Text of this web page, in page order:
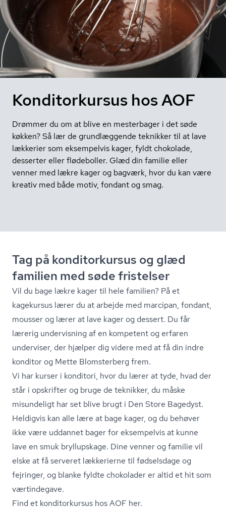
Konditorkursus hos AOF
Drømmer du om at blive en mesterbager i det søde
køkken? Så lær de grundlæggende teknikker til at lave
lækkerier som eksempelvis kager, fyldt chokolade,
desserter eller flødeboller. Glæd din familie eller
venner med lækre kager og bagværk, hvor du kan være
kreativ med både motiv, fondant og smag.
Tag på konditorkursus og glæd
familien med søde fristelser
Vil du bage lækre kager til hele familien? På et
kagekursus lærer du at arbejde med marcipan, fondant,
mousser og lærer at lave kager og dessert. Du får
lærerig undervisning af en kompetent og erfaren
underviser, der hjælper dig videre med at få din indre
konditor og Mette Blomsterberg frem.
Vi har kurser i konditori, hvor du lærer at tyde, hvad der
står i opskrifter og bruge de teknikker, du måske
misundeligt har set blive brugt i Den Store Bagedyst.
Heldigvis kan alle lære at bage kager, og du behøver
ikke være uddannet bager for eksempelvis at kunne
lave en smuk bryllupskage. Dine venner og familie vil
elske at få serveret lækkerierne til fødselsdage og
fejringer, og blanke fyldte chokolader er altid et hit som
værtindegave.
Find et konditorkursus hos AOF her.